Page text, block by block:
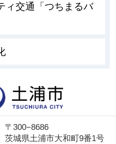
ィ交通「つちまるバ
〒300−8686
茨城県土浦市大和町9番1号